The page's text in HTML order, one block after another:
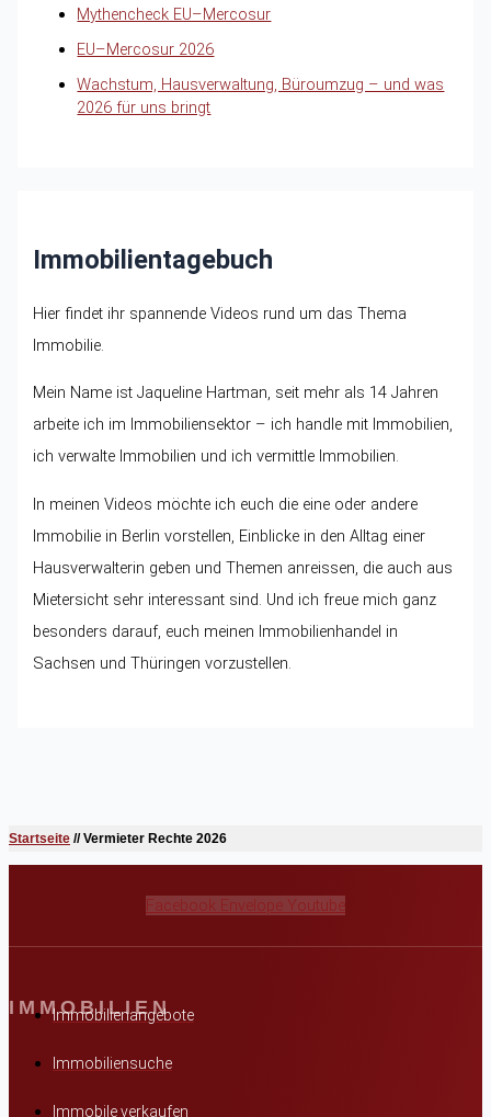
Mythencheck EU–Mercosur
EU–Mercosur 2026
Wachstum, Hausverwaltung, Büroumzug – und was
2026 für uns bringt
Immobilientagebuch
Hier findet ihr spannende Videos rund um das Thema
Immobilie.
Mein Name ist Jaqueline Hartman, seit mehr als 14 Jahren
arbeite ich im Immobiliensektor – ich handle mit Immobilien,
ich verwalte Immobilien und ich vermittle Immobilien.
In meinen Videos möchte ich euch die eine oder andere
Immobilie in Berlin vorstellen, Einblicke in den Alltag einer
Hausverwalterin geben und Themen anreissen, die auch aus
Mietersicht sehr interessant sind. Und ich freue mich ganz
besonders darauf, euch meinen Immobilienhandel in
Sachsen und Thüringen vorzustellen.
Startseite //Vermieter Rechte 2026
Facebook Envelope Youtube
IMMOBILIEN
Immobilienangebote
Immobiliensuche
Immobile verkaufen